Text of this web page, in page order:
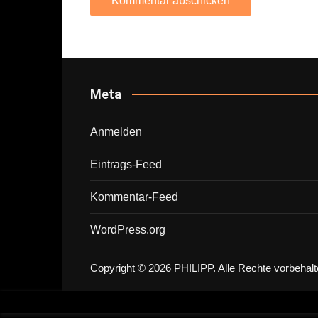
Meta
Anmelden
Eintrags-Feed
Kommentar-Feed
WordPress.org
Copyright © 2026 PHILIPP. Alle Rechte